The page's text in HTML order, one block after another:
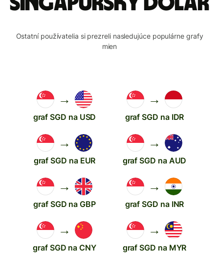
Ostatní používatelia si prezreli nasledujúce populárne grafy
mien
→
graf SGD na USD
→
graf SGD na IDR
→
graf SGD na EUR
→
graf SGD na AUD
→
graf SGD na GBP
→
graf SGD na INR
→
graf SGD na CNY
→
graf SGD na MYR